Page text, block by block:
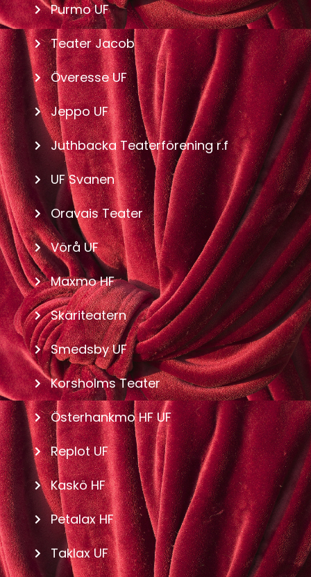
Purmo UF
Teater Jacob
Överesse UF
Jeppo UF
Juthbacka Teaterförening r.f
UF Svanen
Oravais Teater
Vörå UF
Maxmo HF
Skäriteatern
Smedsby UF
Korsholms Teater
Österhankmo HF UF
Replot UF
Kaskö HF
Petalax HF
Taklax UF